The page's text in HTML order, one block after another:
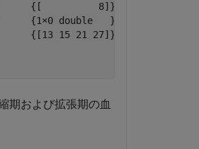
{[          8]}
{1×0 double   }
{[13 15 21 27]}
期および拡張期の血